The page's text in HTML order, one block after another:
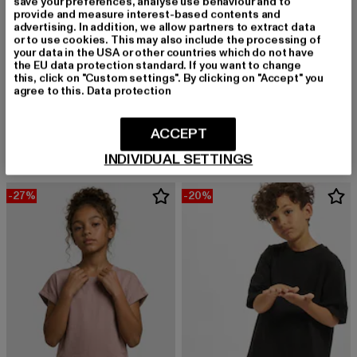
URBAN CLASSICS
Boys Tall
10,04 EUR
Derzeitiger Preis: 10,04 EUR
-27% -20%
provide and measure interest-based contents and
advertising. In addition, we allow partners to extract data
or to use cookies. This may also include the processing of
your data in the USA or other countries which do not have
the EU data protection standard. If you want to change
this, click on "Custom settings". By clicking on "Accept" you
agree to this. Data protection
INDIVIDUAL SETTINGS
ACCEPT